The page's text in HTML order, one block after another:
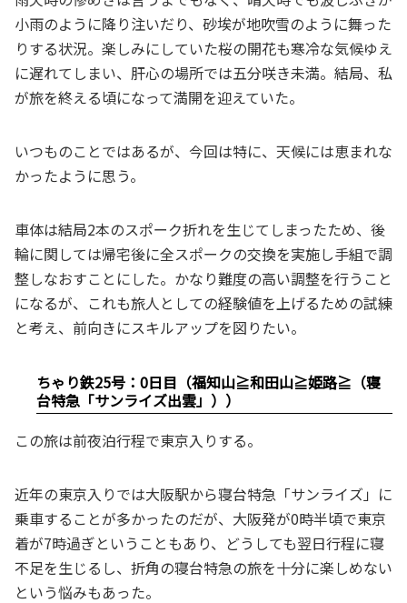
小雨のように降り注いだり、砂埃が地吹雪のように舞った
りする状況。楽しみにしていた桜の開花も寒冷な気候ゆえ
に遅れてしまい、肝心の場所では五分咲き未満。結局、私
が旅を終える頃になって満開を迎えていた。
いつものことではあるが、今回は特に、天候には恵まれな
かったように思う。
車体は結局2本のスポーク折れを生じてしまったため、後
輪に関しては帰宅後に全スポークの交換を実施し手組で調
整しなおすことにした。かなり難度の高い調整を行うこと
になるが、これも旅人としての経験値を上げるための試練
と考え、前向きにスキルアップを図りたい。
ちゃり鉄25号：0日目（福知山≧和田山≧姫路≧（寝
台特急「サンライズ出雲」））
この旅は前夜泊行程で東京入りする。
近年の東京入りでは大阪駅から寝台特急「サンライズ」に
乗車することが多かったのだが、大阪発が0時半頃で東京
着が7時過ぎということもあり、どうしても翌日行程に寝
不足を生じるし、折角の寝台特急の旅を十分に楽しめない
という悩みもあった。